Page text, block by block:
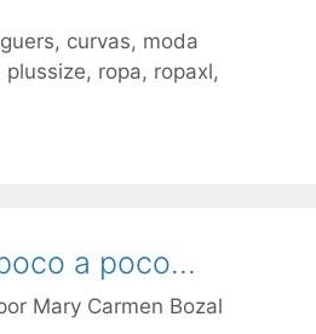
, curvas, moda
plussize, ropa, ropaxl,
a poco…
Mary Carmen Bozal